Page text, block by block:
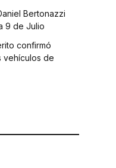
Bertonazzi
9 de Julio
confirmó
vehículos de